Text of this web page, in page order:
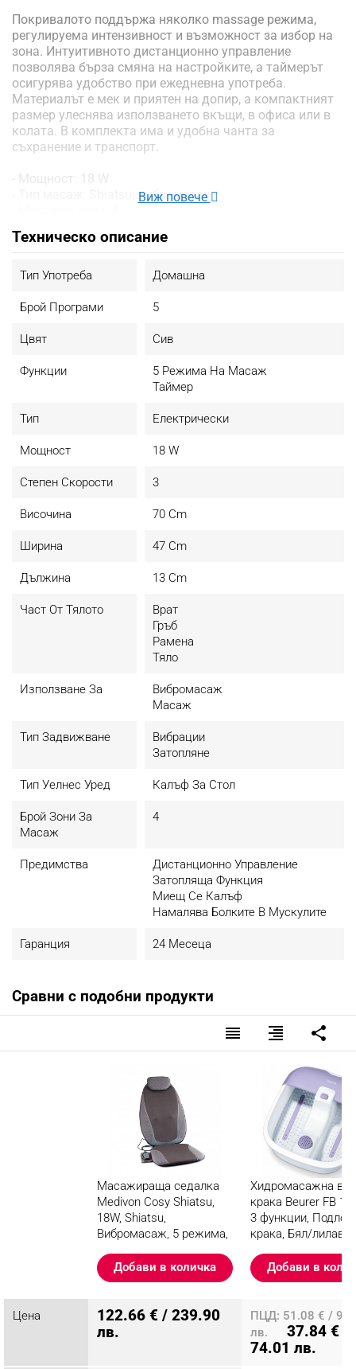
Покривалото поддържа няколко massage режима,
регулируема интензивност и възможност за избор на
зона. Интуитивното дистанционно управление
позволява бърза смяна на настройките, а таймерът
осигурява удобство при ежедневна употреба.
Материалът е мек и приятен на допир, а компактният
размер улеснява използването вкъщи, в офиса или в
колата. В комплекта има и удобна чанта за
съхранение и транспорт.
- Мощност: 18 W
- Тип масаж: Shiatsu, вибромасаж
- Брой масажни режими: 5
- Нива на вибрация: 3
- Регулиране на масажната интензивност
- Таймер (5/10/15 минути)
- Материал: Мек, приятен на допир
- Управление: Дистанционно
- Тип масажор: Масажно покривало за стол
- Размери (ВхШхД): 70 х 47 х 13 см
- Гръб
- Рамене
- Масажно покривало Medivon Cosy Shiatsu
- Адаптер за кола
- Чанта за съхранение и транспорт
Виж повече
Техническо описание
Тип Употреба Домашна
Брой Програми 5
Цвят Сив
Функции
5 Режима На Масаж
Таймер
Тип Електрически
Мощност 18 W
Степен Скорости 3
Височина 70 Cm
Ширина 47 Cm
Дължина 13 Cm
Част От Тялото
Врат
Гръб
Рамена
Тяло
Използване За
Вибромасаж
Масаж
Тип Задвижване
Вибрации
Затопляне
Тип Уелнес Уред Калъф За Стол
Брой Зони За
Масаж
4
Предимства
Дистанционно Управление
Затопляща Функция
Миещ Се Калъф
Намалява Болките В Мускулите
Гаранция 24 Месеца
Сравни с подобни продукти
reorder format_align_right share
Масажираща седалка
Medivon Cosy Shiatsu,
18W, Shiatsu,
Вибромасаж, 5 режима,
Таймер, Дистанционно,
Сив
продукт
Добави в количка
Хидромасажна
крака Beurer FB
3 функции,
крака, Бял/лилав
Добави в
Цена
122.66 € / 239.90
лв.
ПЦД: 51.08 € /
лв.
37.84 € /
74.01 лв.